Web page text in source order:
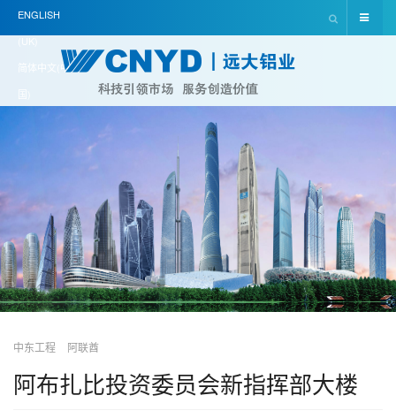
ENGLISH
(UK)
简体中文(中
国)
中东工程 阿联酋
阿布扎比投资委员会新指挥部大楼